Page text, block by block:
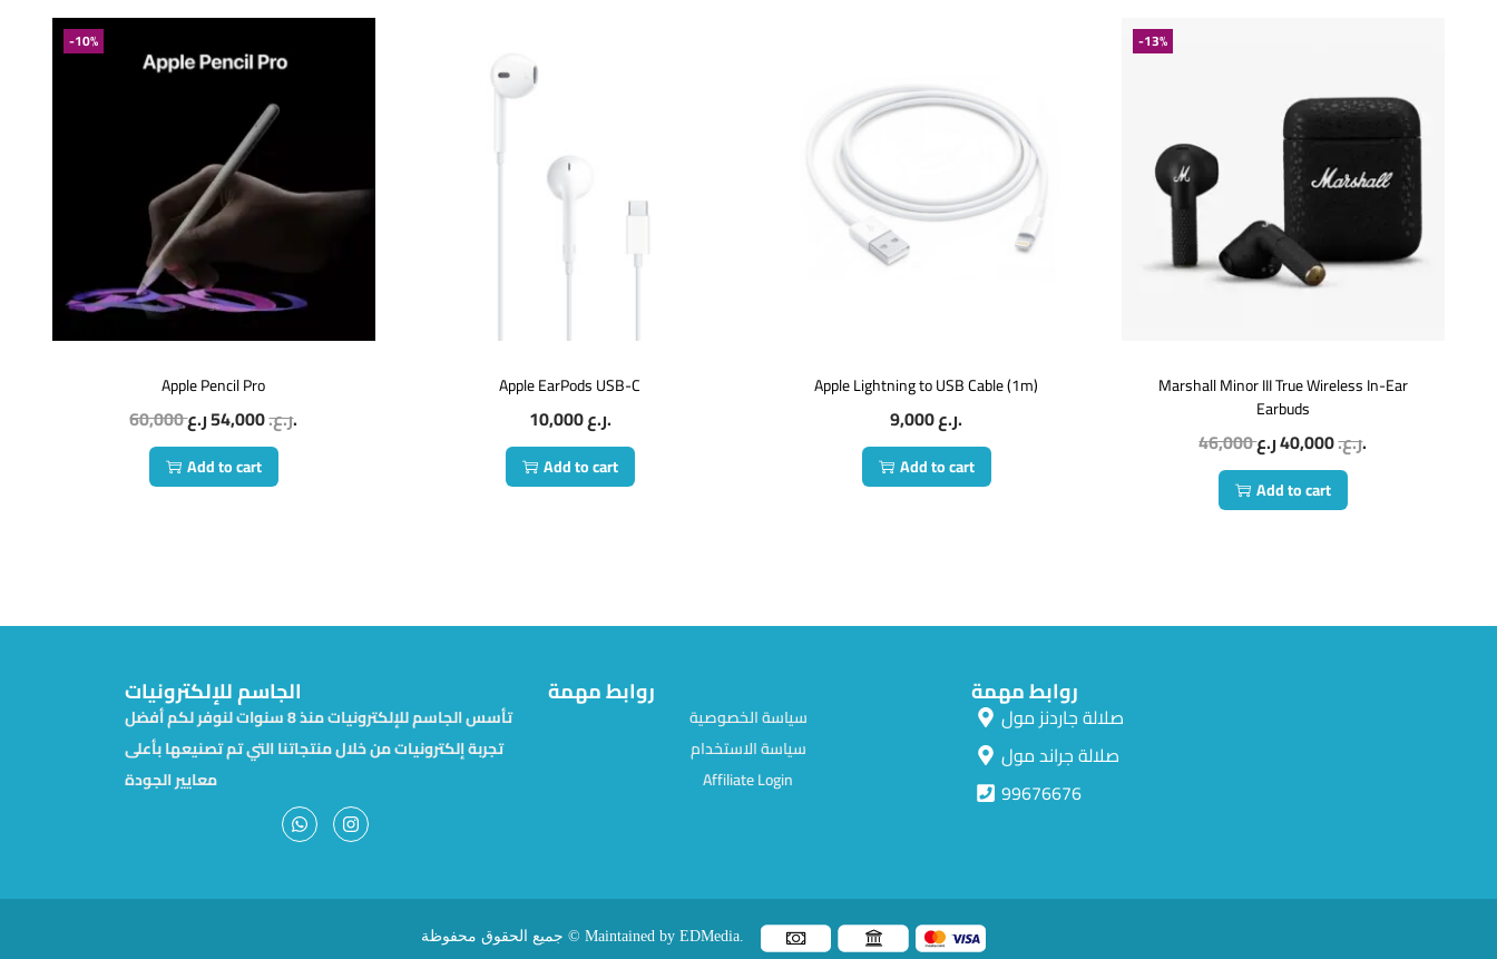
-10%
Apple Pencil Pro
60,000 ر.ع.54,000 ر.ع.
Add to cart
Apple EarPods USB-C
10,000 ر.ع.
Add to cart
Apple Lightning to USB Cable (1m)
9,000 ر.ع.
Add to cart
-13%
Marshall Minor III True Wireless In-Ear
Earbuds
46,000 ر.ع.40,000 ر.ع.
Add to cart
الجاسم للإلكترونيات
تأسس الجاسم للإلكترونيات منذ 8 سنوات لنوفر لكم أفضل
تجربة إلكترونيات من خلال منتجاتنا التي تم تصنيعها بأعلى
معايير الجودة
روابط مهمة
سياسة الخصوصية
سياسة الاستخدام
Affiliate Login
روابط مهمة
صلالة جاردنز مول
صلالة جراند مول
99676676
جميع الحقوق محفوظة © Maintained by EDMedia.